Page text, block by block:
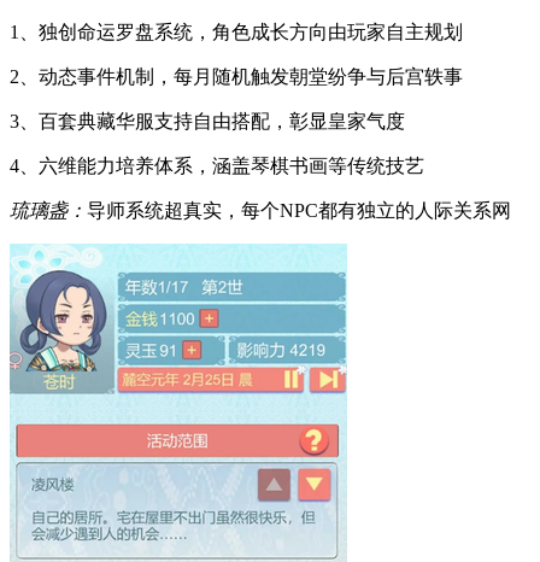
1、独创命运罗盘系统，角色成长方向由玩家自主规划
2、动态事件机制，每月随机触发朝堂纷争与后宫轶事
3、百套典藏华服支持自由搭配，彰显皇家气度
4、六维能力培养体系，涵盖琴棋书画等传统技艺
琉璃盏： 导师系统超真实，每个NPC都有独立的人际关系网